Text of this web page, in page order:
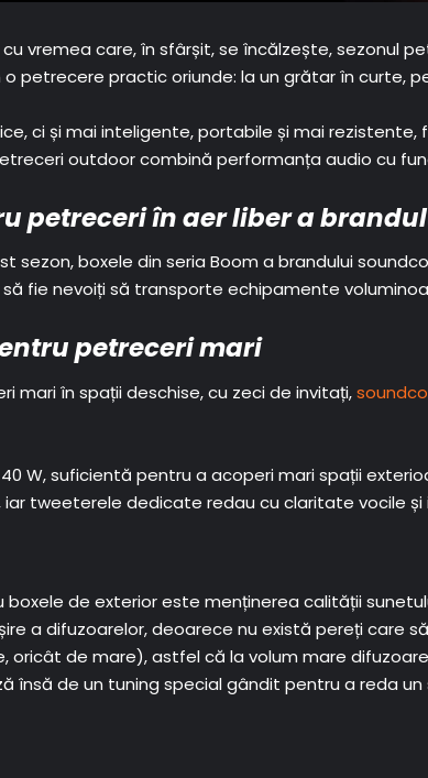
vremea care, în sfârșit, se încălzește, sezonul
petrecere practic oriunde: la un grătar în curte,
ci și mai inteligente, portabile și mai
outdoor combină performanța audio cu
petreceri în aer liber a
sezon, boxele din seria Boom a brandului
fie nevoiți să transporte echipamente
petreceri mari
mari în spații deschise, cu zeci de invitați,
W, suficientă pentru a acoperi mari spații
tweeterele dedicate redau cu claritate vocile și
de exterior este menținerea calității
a difuzoarelor, deoarece nu există pereți care
oricât de mare), astfel că la volum mare
însă de un tuning special gândit pentru a reda